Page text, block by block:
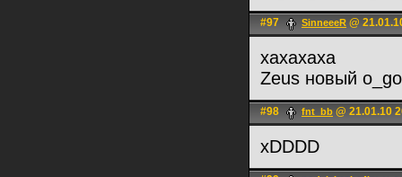
#97 SinneeeR @
хахахаха
Zeus новый
#98 fnt_bb @ 21.01.10
xDDDD